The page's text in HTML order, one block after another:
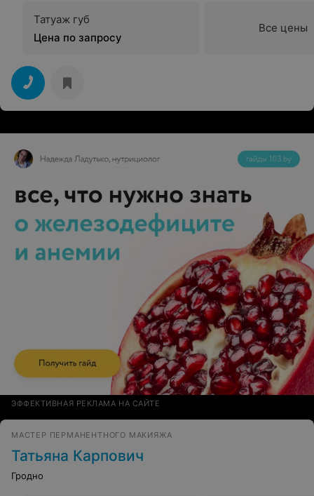
Татуаж губ
Цена по запросу
Все цены
ЭФФЕКТИВНАЯ РЕКЛАМА НА САЙТЕ
МАСТЕР ПЕРМАНЕНТНОГО МАКИЯЖА
Татьяна Карпович
Гродно